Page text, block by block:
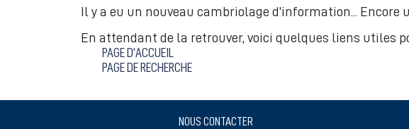
Il y a eu un nouveau cambriolage d'information... Encore
En attendant de la retrouver, voici quelques liens utiles
PAGE D'ACCUEIL
PAGE DE RECHERCHE
NOUS CONTACTER